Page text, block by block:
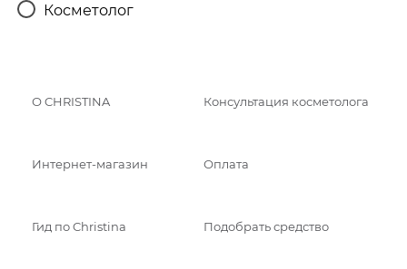
Косметолог
О CHRISTINA Консультация косметолога
Интернет-магазин Оплата
Гид по Christina Подобрать средство